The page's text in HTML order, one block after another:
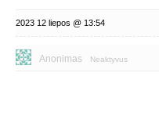
2023 12 liepos @ 13:54
Anonimas Neaktyvus